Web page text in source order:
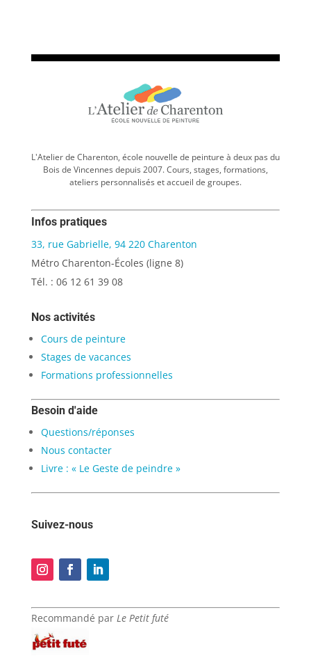
L'Atelier de Charenton, école nouvelle de peinture à deux pas du
Bois de Vincennes depuis 2007. Cours, stages, formations,
ateliers personnalisés et accueil de groupes.
Infos pratiques
33, rue Gabrielle, 94 220 Charenton
Métro Charenton-Écoles (ligne 8)
Tél. : 06 12 61 39 08
Nos activités
Cours de peinture
Stages de vacances
Formations professionnelles
Besoin d'aide
Questions/réponses
Nous contacter
Livre : « Le Geste de peindre »
Suivez-nous
Recommandé par Le Petit futé